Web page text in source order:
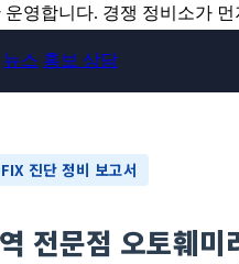
운영합니다. 경쟁 정비소가
뉴스 홍보 상담
., 에어컨 컴프레
진단 정비 보고서
전문점 오토훼